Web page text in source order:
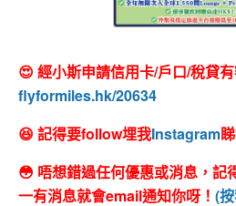
😍 經小斯申請信用卡/戶口/稅貸
flyformiles.hk/20634
😆 記得要follow埋我Instagram
😳 唔想錯過任何優惠或消息，記
一有消息就會email通知你呀！ (